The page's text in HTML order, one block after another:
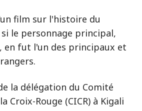
film sur l'histoire du
le personnage principal,
en fut l'un des principaux et
la délégation du Comité
Croix-Rouge (CICR) à Kigali